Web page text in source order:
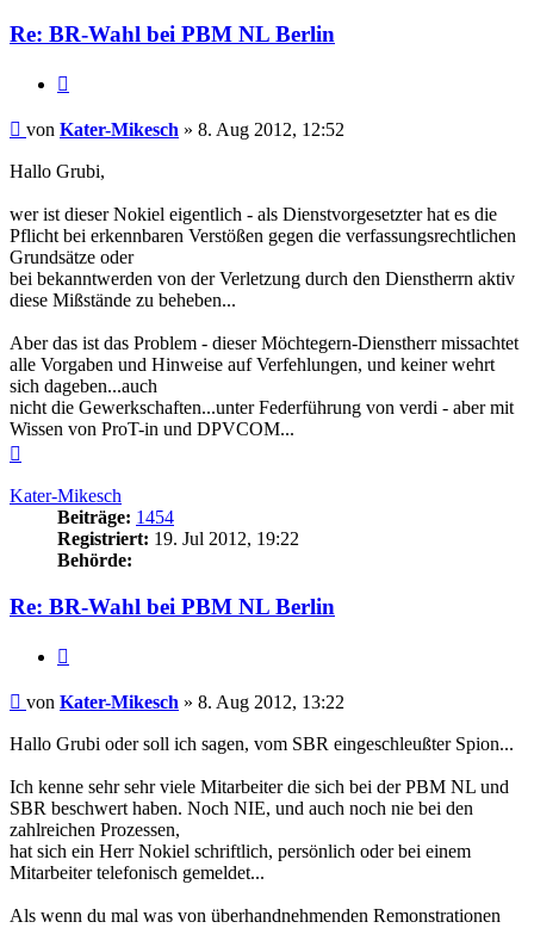
Re: BR-Wahl bei PBM NL Berlin
Beitrag
von Kater-Mikesch » 8. Aug 2012, 12:52
Hallo Grubi,
wer ist dieser Nokiel eigentlich - als Dienstvorgesetzter hat es die
Pflicht bei erkennbaren Verstößen gegen die verfassungsrechtlichen
Grundsätze oder
bei bekanntwerden von der Verletzung durch den Dienstherrn aktiv
diese Mißstände zu beheben...
Aber das ist das Problem - dieser Möchtegern-Dienstherr missachtet
alle Vorgaben und Hinweise auf Verfehlungen, und keiner wehrt
sich dageben...auch
nicht die Gewerkschaften...unter Federführung von verdi - aber mit
Wissen von ProT-in und DPVCOM...
Kater-Mikesch
Beiträge: 1454
Registriert: 19. Jul 2012, 19:22
Behörde:
Re: BR-Wahl bei PBM NL Berlin
Beitrag
von Kater-Mikesch » 8. Aug 2012, 13:22
Hallo Grubi oder soll ich sagen, vom SBR eingeschleußter Spion...
Ich kenne sehr sehr viele Mitarbeiter die sich bei der PBM NL und
SBR beschwert haben. Noch NIE, und auch noch nie bei den
zahlreichen Prozessen,
hat sich ein Herr Nokiel schriftlich, persönlich oder bei einem
Mitarbeiter telefonisch gemeldet...
Als wenn du mal was von überhandnehmenden Remonstrationen